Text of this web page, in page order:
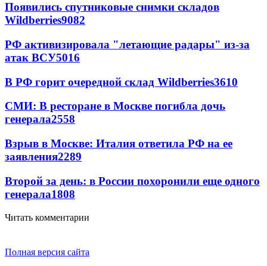
Появились спутниковые снимки складов
Wildberries9082
РФ активизировала "летающие радары" из-за
атак ВСУ5016
В РФ горит очередной склад Wildberries3610
СМИ: В ресторане в Москве погибла дочь
генерала2558
Взрыв в Москве: Италия ответила РФ на ее
заявления2289
Второй за день: в России похоронили еще одного
генерала1808
Читать комментарии
Полная версия сайта